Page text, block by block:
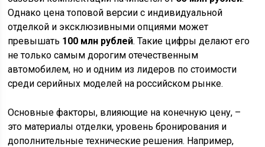
Однако цена топовой версии с индивидуальной
отделкой и эксклюзивными опциями может
превышать 100 млн рублей. Такие цифры делают его
не только самым дорогим отечественным
автомобилем, но и одним из лидеров по стоимости
среди серийных моделей на российском рынке.
Основные факторы, влияющие на конечную цену, –
это материалы отделки, уровень бронирования и
дополнительные технические решения. Например,